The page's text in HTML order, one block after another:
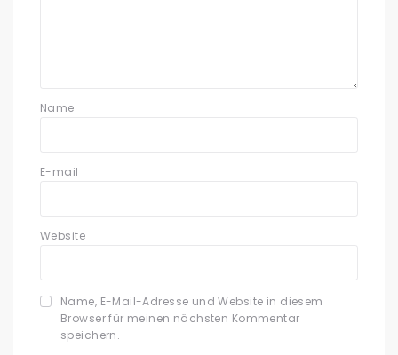
Name
E-mail
Website
Name, E-Mail-Adresse und Website in diesem
Browser für meinen nächsten Kommentar
speichern.